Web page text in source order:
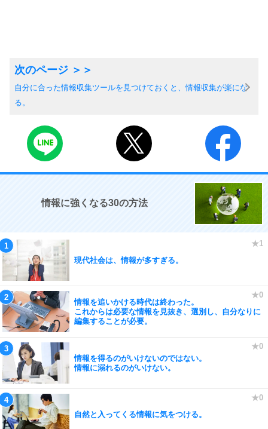
自分に合った情報収集ツールを見つけておくと、情報収集が楽にな
る。
情報に強くなる30の方法
現代社会は、情報が多すぎる。
情報を追いかける時代は終わった。
これからは必要な情報を見抜き、選別し、自分なりに
編集することが必要。
情報を得るのがいけないのではない。
情報に溺れるのがいけない。
自然と入ってくる情報に気をつける。